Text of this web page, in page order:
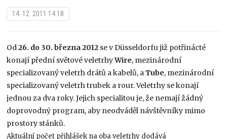
14. 12. 2011 14:18
Od26. do 30. března 2012 se v Düsseldorfu již potřinácté
konají přední světové veletrhyWire, mezinárodní
specializovaný veletrh drátů a kabelů, aTube, mezinárodní
specializovaný veletrh trubek a rour. Veletrhy se konají
jednou za dva roky. Jejich specialitou je, že nemají žádný
doprovodný program, aby neodváděl návštěvníky mimo
prostory stánků.
Aktuální počet přihlášek na oba veletrhy dodává